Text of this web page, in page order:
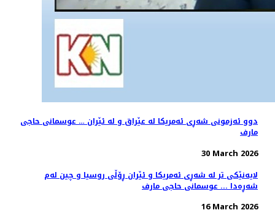
دوو ئەزمونی شەڕی ئەمریکا لە عێراق و لە ئێران … عوسمانی حاجی
مارف
30 March 2026
لایەنێکی تر لە شەڕی ئەمریکا و ئێران ڕۆڵی روسیا و چین لەم
شەڕەدا ... عوسمانی حاجی مارف
16 March 2026